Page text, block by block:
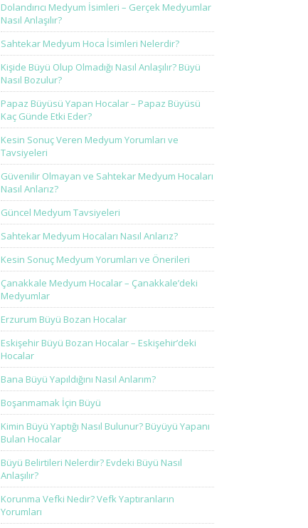
Dolandırıcı Medyum İsimleri – Gerçek Medyumlar
Nasıl Anlaşılır?
Sahtekar Medyum Hoca İsimleri Nelerdir?
Kişide Büyü Olup Olmadığı Nasıl Anlaşılır? Büyü
Nasıl Bozulur?
Papaz Büyüsü Yapan Hocalar – Papaz Büyüsü
Kaç Günde Etki Eder?
Kesin Sonuç Veren Medyum Yorumları ve
Tavsiyeleri
Güvenilir Olmayan ve Sahtekar Medyum Hocaları
Nasıl Anlarız?
Güncel Medyum Tavsiyeleri
Sahtekar Medyum Hocaları Nasıl Anlarız?
Kesin Sonuç Medyum Yorumları ve Önerileri
Çanakkale Medyum Hocalar – Çanakkale’deki
Medyumlar
Erzurum Büyü Bozan Hocalar
Eskişehir Büyü Bozan Hocalar – Eskişehir’deki
Hocalar
Bana Büyü Yapıldığını Nasıl Anlarım?
Boşanmamak İçin Büyü
Kimin Büyü Yaptığı Nasıl Bulunur? Büyüyü Yapanı
Bulan Hocalar
Büyü Belirtileri Nelerdir? Evdeki Büyü Nasıl
Anlaşılır?
Korunma Vefki Nedir? Vefk Yaptıranların
Yorumları